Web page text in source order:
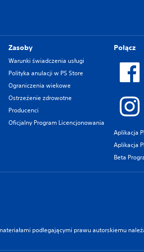
Zasoby
Warunki świadczenia usługi
Polityka anulacji w PS Store
Ograniczenia wiekowe
Ostrzeżenie zdrowotne
Producenci
Oficjalny Program Licencjonowania
Połącz
Aplikacja
Aplikacja
Beta
podlegającymi prawu autorskiemu